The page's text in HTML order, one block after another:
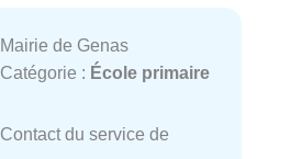
Mairie de Genas
Catégorie : École primaire
Contact du service de